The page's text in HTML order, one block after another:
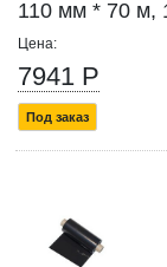
110 мм * 70 м,
Цена:
7941 Р
Под заказ